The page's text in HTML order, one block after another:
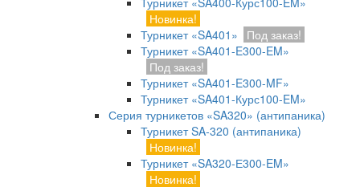
Новинка!
Турникет «SA401»
Под заказ!
Турникет «SA401-E300-EM»
Под заказ!
Турникет «SA401-E300-MF»
Турникет «SA401-Курс100-EM»
Серия турникетов «SA320» (антипаника)
Турникет SA-320 (антипаника)
Новинка!
Турникет «SA320-Е300-EM»
Новинка!